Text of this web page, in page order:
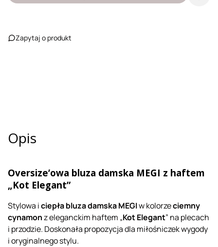
Zapytaj o produkt
Opis
Oversize’owa bluza damska MEGI z haftem
„Kot Elegant”
Stylowa iciepła bluza damska MEGIw kolorzeciemny
cynamonz eleganckim haftem „Kot Elegant” na plecach
i przodzie. Doskonała propozycja dla miłośniczek wygody
i oryginalnego stylu.